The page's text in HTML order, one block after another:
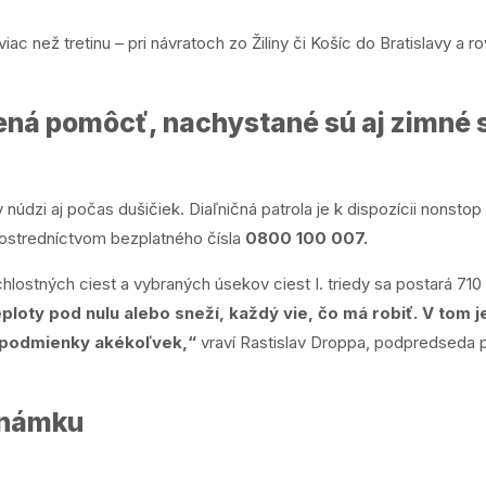
než tretinu – pri návratoch zo Žiliny či Košíc do Bratislavy a
pomôcť, nachystané sú aj zimné
aj počas dušičiek. Diaľničná patrola je k dispozícii
bezplatného čísla 0800 100 007.
ciest a vybraných úsekov ciest I. triedy sa postará
pod nulu alebo sneží, každý vie, čo má robiť. V tom
akékoľvek,“ vraví Rastislav Droppa,